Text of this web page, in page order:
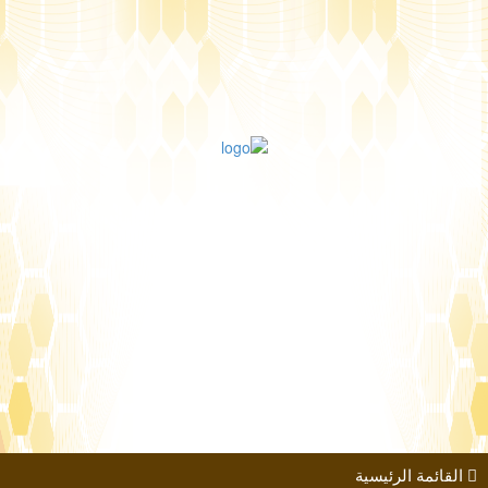
القائمة الرئيسية